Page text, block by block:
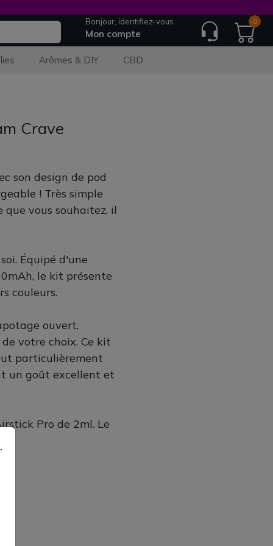
Bonjour, identifiez-vous
Mon compte
0
Arômes & DIY CBD
Crave
son design de pod
! Très simple
vous souhaitez, il
Équipé d'une
le kit présente
couleurs.
ouvert,
votre choix. Ce kit
particulièrement
un goût excellent et
Pro de 2ml. Le